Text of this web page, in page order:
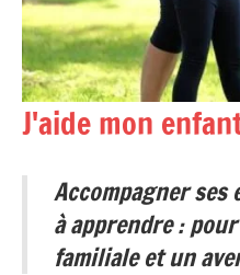
J'aide mon
Accompagner
enfants
adolescents
Accompagner
à apprendre :
familiale et un